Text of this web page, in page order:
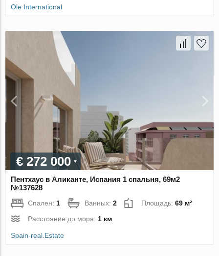
Ole International
€ 272 000
Пентхаус в Аликанте, Испания 1 спальня, 69м2
№137628
Спален: 1 Ванных:2 Площадь:69 м²
Расстояние до моря: 1 км
Spain-real.Estate